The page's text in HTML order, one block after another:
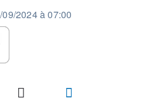
09/2024 à 07:00